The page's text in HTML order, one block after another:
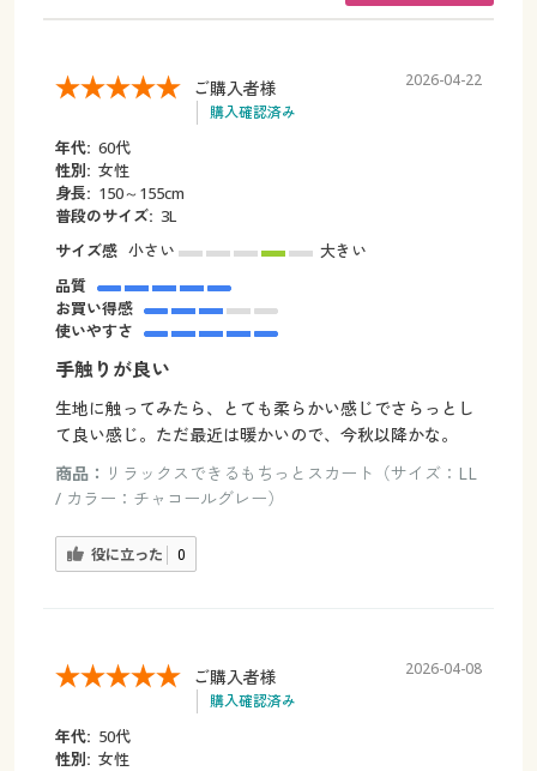
ご購入者様
購入確認済み
2026-04-22
年代: 60代
性別: 女性
身長: 150～155cm
普段のサイズ: 3L
サイズ感 小さい
大きい
品質
お買い得感
使いやすさ
手触りが良い
生地に触ってみたら、とても柔らかい感じでさらっとし
て良い感じ。ただ最近は暖かいので、今秋以降かな。
商品： リラックスできるもちっとスカート（サイズ：LL
/ カラー：チャコールグレー）
役に立った 0
ご購入者様
購入確認済み
2026-04-08
年代: 50代
性別: 女性